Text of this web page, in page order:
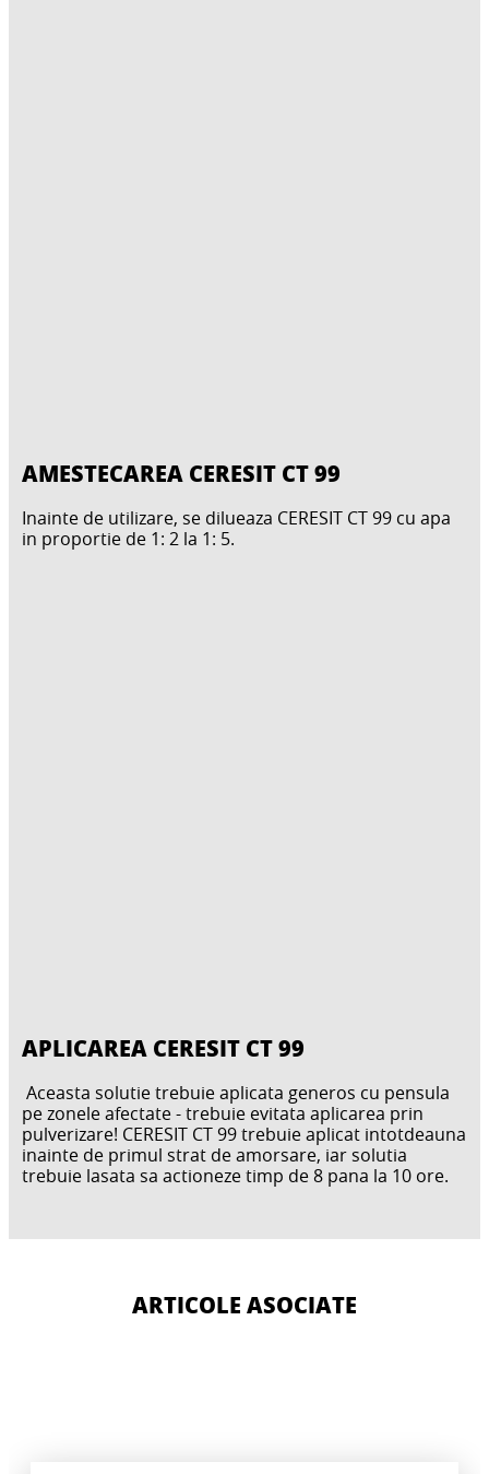
AMESTECAREA CERESIT CT 99
Inainte de utilizare, se dilueaza CERESIT CT 99 cu apa
in proportie de 1: 2 la 1: 5.
APLICAREA CERESIT CT 99
Aceasta solutie trebuie aplicata generos cu pensula
pe zonele afectate - trebuie evitata aplicarea prin
pulverizare! CERESIT CT 99 trebuie aplicat intotdeauna
inainte de primul strat de amorsare, iar solutia
trebuie lasata sa actioneze timp de 8 pana la 10 ore.
ARTICOLE ASOCIATE